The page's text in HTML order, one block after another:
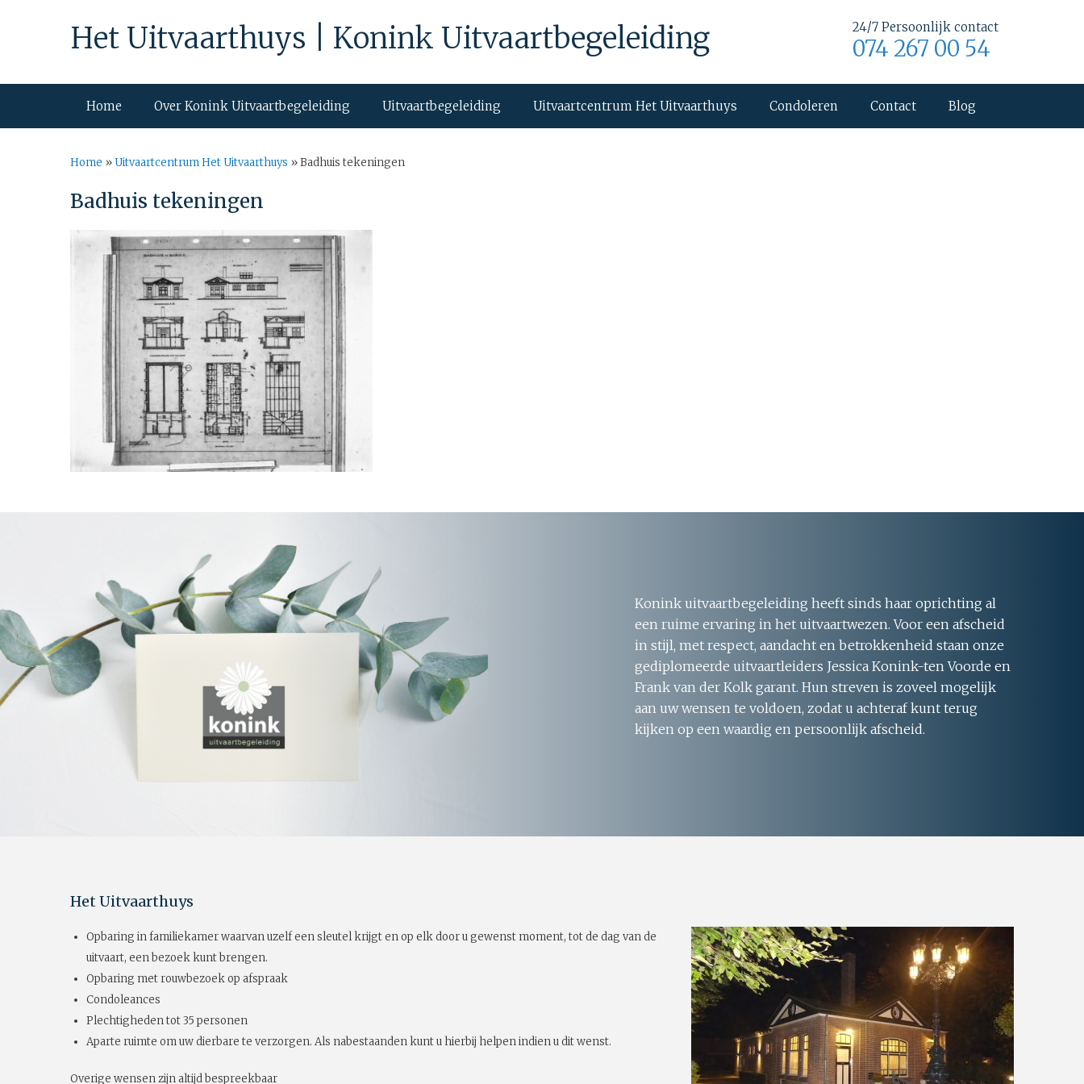
Het Uitvaarthuys | Konink Uitvaartbegeleiding 24/7 Persoonlijk contact
074 267 00 54
Home Over Konink Uitvaartbegeleiding Uitvaartbegeleiding Uitvaartcentrum Het Uitvaarthuys Condoleren Contact Blog
Home »Uitvaartcentrum Het Uitvaarthuys »Badhuis tekeningen
Badhuis tekeningen
Konink uitvaartbegeleiding heeft sinds haar oprichting al
een ruime ervaring in het uitvaartwezen. Voor een afscheid
in stijl, met respect, aandacht en betrokkenheid staan onze
gediplomeerde uitvaartleiders Jessica Konink-ten Voorde en
Frank van der Kolk garant. Hun streven is zoveel mogelijk
aan uw wensen te voldoen, zodat u achteraf kunt terug
kijken op een waardig en persoonlijk afscheid.
Het Uitvaarthuys
Opbaring in familiekamer waarvan uzelf een sleutel krijgt en op elk door u gewenst moment, tot de dag van de
uitvaart, een bezoek kunt brengen.
Opbaring met rouwbezoek op afspraak
Condoleances
Plechtigheden tot 35 personen
Aparte ruimte om uw dierbare te verzorgen. Als nabestaanden kunt u hierbij helpen indien u dit wenst.
Overige wensen zijn altijd bespreekbaar